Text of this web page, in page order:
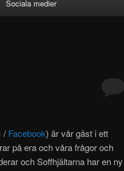
Sociala medier
/ Facebook) är vår gäst i ett
på era och våra frågor och
och Soffhjältarna har en ny